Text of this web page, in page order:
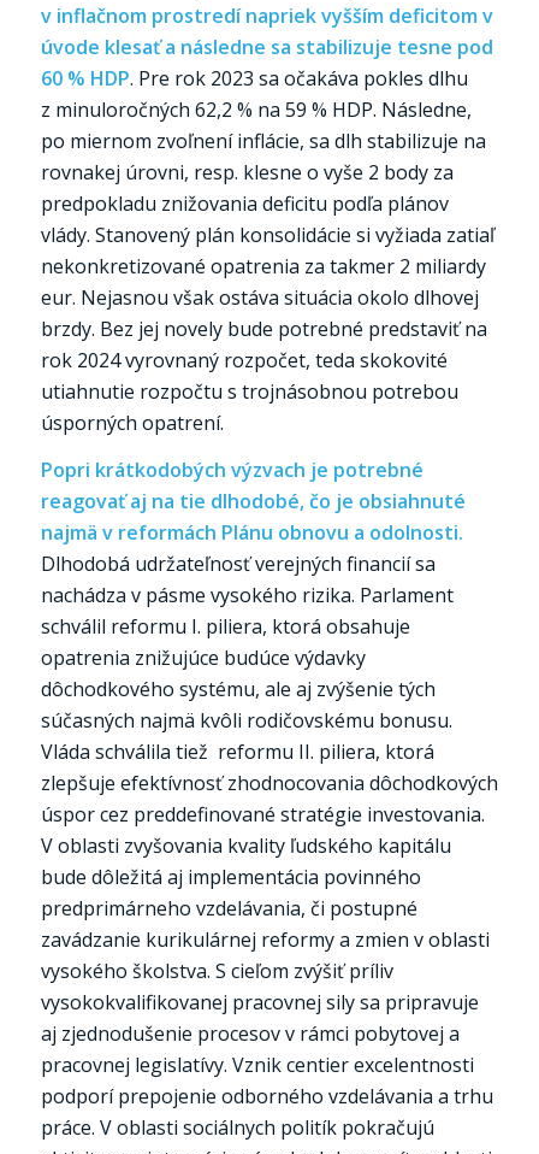
v inflačnom prostredí napriek vyšším deficitom v
úvode klesať a následne sa stabilizuje tesne pod
60 % HDP. Pre rok 2023 sa očakáva pokles dlhu
z minuloročných 62,2 % na 59 % HDP. Následne,
po miernom zvoľnení inflácie, sa dlh stabilizuje na
rovnakej úrovni, resp. klesne o vyše 2 body za
predpokladu znižovania deficitu podľa plánov
vlády. Stanovený plán konsolidácie si vyžiada zatiaľ
nekonkretizované opatrenia za takmer 2 miliardy
eur. Nejasnou však ostáva situácia okolo dlhovej
brzdy. Bez jej novely bude potrebné predstaviť na
rok 2024 vyrovnaný rozpočet, teda skokovité
utiahnutie rozpočtu s trojnásobnou potrebou
úsporných opatrení.
Popri krátkodobých výzvach je potrebné
reagovať aj na tie dlhodobé, čo je obsiahnuté
najmä v reformách Plánu obnovu a odolnosti.
Dlhodobá udržateľnosť verejných financií sa
nachádza v pásme vysokého rizika. Parlament
schválil reformu I. piliera, ktorá obsahuje
opatrenia znižujúce budúce výdavky
dôchodkového systému, ale aj zvýšenie tých
súčasných najmä kvôli rodičovskému bonusu.
Vláda schválila tiež reformu II. piliera, ktorá
zlepšuje efektívnosť zhodnocovania dôchodkových
úspor cez preddefinované stratégie investovania.
V oblasti zvyšovania kvality ľudského kapitálu
bude dôležitá aj implementácia povinného
predprimárneho vzdelávania, či postupné
zavádzanie kurikulárnej reformy a zmien v oblasti
vysokého školstva. S cieľom zvýšiť príliv
vysokokvalifikovanej pracovnej sily sa pripravuje
aj zjednodušenie procesov v rámci pobytovej a
pracovnej legislatívy. Vznik centier excelentnosti
podporí prepojenie odborného vzdelávania a trhu
práce. V oblasti sociálnych politík pokračujú